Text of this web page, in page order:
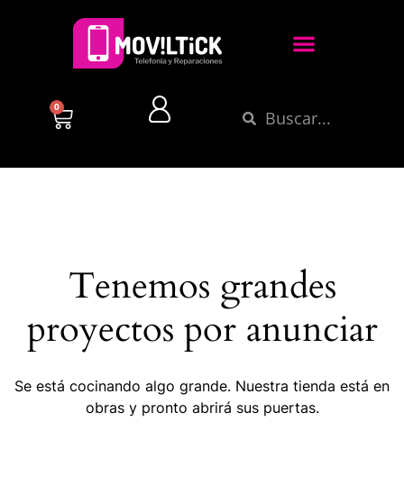
0
Tenemos grandes
proyectos por anunciar
Se está cocinando algo grande. Nuestra tienda está en
obras y pronto abrirá sus puertas.